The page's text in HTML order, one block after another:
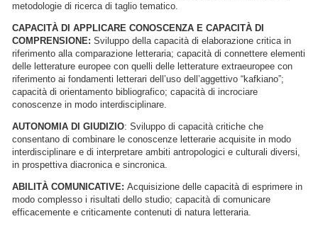
metodologie di ricerca di taglio tematico.
CAPACITÀ DI APPLICARE CONOSCENZA E CAPACITÀ DI
COMPRENSIONE: Sviluppo della capacità di elaborazione critica in
riferimento alla comparazione letteraria; capacità di connettere elementi
delle letterature europee con quelli delle letterature extraeuropee con
riferimento ai fondamenti letterari dell’uso dell’aggettivo “kafkiano”;
capacità di orientamento bibliografico; capacità di incrociare
conoscenze in modo interdisciplinare.
AUTONOMIA DI GIUDIZIO: Sviluppo di capacità critiche che
consentano di combinare le conoscenze letterarie acquisite in modo
interdisciplinare e di interpretare ambiti antropologici e culturali diversi,
in prospettiva diacronica e sincronica.
ABILITÀ COMUNICATIVE: Acquisizione delle capacità di esprimere in
modo complesso i risultati dello studio; capacità di comunicare
efficacemente e criticamente contenuti di natura letteraria.